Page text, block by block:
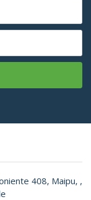
408, Maipu, ,